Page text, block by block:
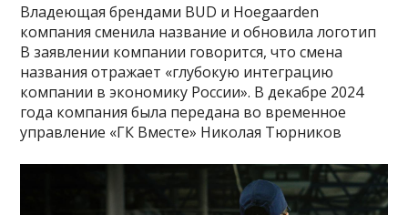
Владеющая брендами BUD и Hoegaarden
компания сменила название и обновила логотип
В заявлении компании говорится, что смена
названия отражает «глубокую интеграцию
компании в экономику России». В декабре 2024
года компания была передана во временное
управление «ГК Вместе» Николая Тюрников